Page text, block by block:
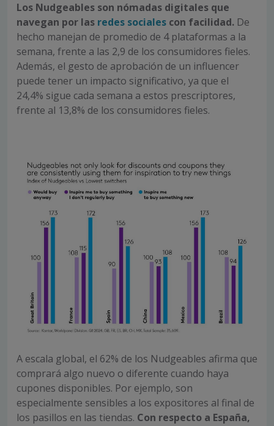
Los Nudgeables son nómadas digitales que
navegan por las redes sociales con facilidad. De
hecho manejan de promedio de 4 plataformas a la
semana, frente a las 2,9 de los consumidores fieles.
Además, el gesto de aprobación de un influencer
puede tener un impacto significativo, ya que el
24,4% sigue cada semana a estos prescriptores,
frente al 13,8% de los consumidores fieles.
A escala global, el 62% de los Nudgeables afirma que
comprará algo nuevo o diferente cuando haya
cupones disponibles. Por ejemplo, son
especialmente sensibles a los expositores al final de
los pasillos en las tiendas. Con respecto a España,